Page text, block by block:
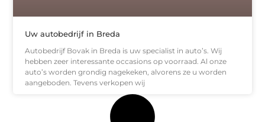
Uw autobedrijf in Breda
Autobedrijf Bovak in Breda is uw specialist in auto’s. Wij
hebben zeer interessante occasions op voorraad. Al onze
auto’s worden grondig nagekeken, alvorens ze u worden
aangeboden. Tevens verkopen wij